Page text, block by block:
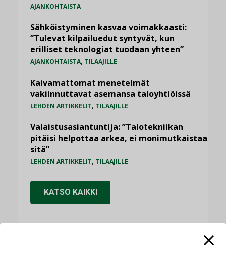
AJANKOHTAISTA
Sähköistyminen kasvaa voimakkaasti:
”Tulevat kilpailuedut syntyvät, kun
erilliset teknologiat tuodaan yhteen”
AJANKOHTAISTA, TILAAJILLE
Kaivamattomat menetelmät
vakiinnuttavat asemansa taloyhtiöissä
LEHDEN ARTIKKELIT, TILAAJILLE
Valaistusasiantuntija: ”Talotekniikan
pitäisi helpottaa arkea, ei monimutkaistaa
sitä”
LEHDEN ARTIKKELIT, TILAAJILLE
KATSO KAIKKI